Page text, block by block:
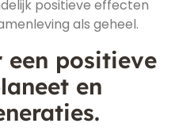
positieve effecten
als geheel.
een positieve
en